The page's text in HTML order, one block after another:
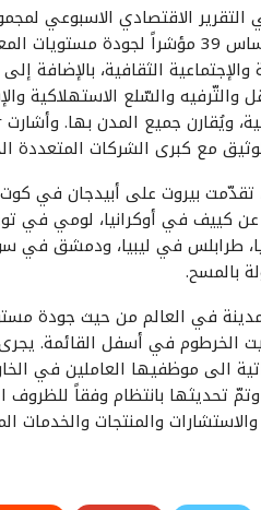
الثقافية، بالإضافة
والتّرفيه والسّلع الاستهلاكية
مع كبرى الشركات
تقدّمت بيروت على أبيدجان في
كييف في أوكرانيا، لومي في
طرابلس في ليبيا، ودمشق في
بالمسح.
في العالم من حيث جودة
الخرطوم في أسفل القائمة.
الى موظفيها العاملين في
والمنتجات والخدمات